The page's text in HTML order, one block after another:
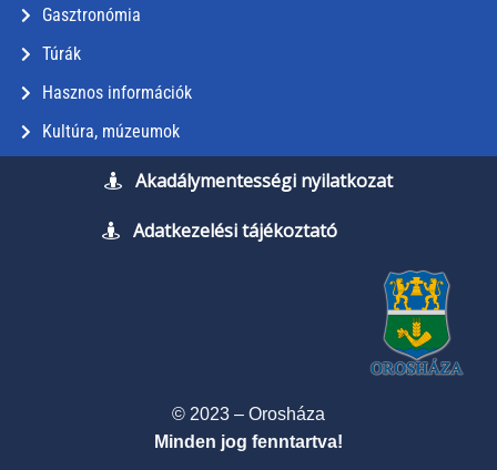
Gasztronómia
Túrák
Hasznos információk
Kultúra, múzeumok
Akadálymentességi nyilatkozat
Adatkezelési tájékoztató
© 2023 – Orosháza
Minden jog fenntartva!